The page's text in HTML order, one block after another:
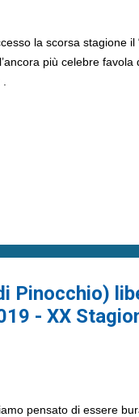
la scorsa stagione
più celebre favola
Pinocchio)
- XX
pensato di essere